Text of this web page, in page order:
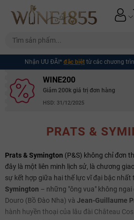
Nhận ƯU ĐÃI* đặc biệt từ các chương
WINE200
Giảm 200k giá trị đơn hàng
HSD: 31/12/2025
PRATS &
Prats & Symington (P&S) không chỉ đơn
đây là một liên minh lịch sử, là chương
sự kết hợp giữa hai thế lực vĩ đại bậc nhất
Symington – những "ông vua" không
Douro (Bồ Đào Nha) và Jean-Guillaume
hành huyền thoại của lâu đài Château